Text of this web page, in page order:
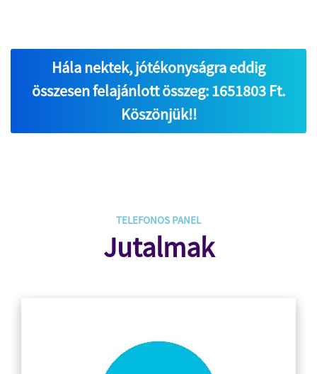
Hála nektek, jótékonyságra eddig
összesen felajánlott összeg: 1651803 Ft.
Köszönjük!!
TELEFONOS PANEL
Jutalmak